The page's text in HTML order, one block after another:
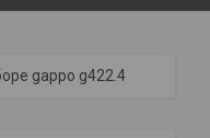
gappo g422.4